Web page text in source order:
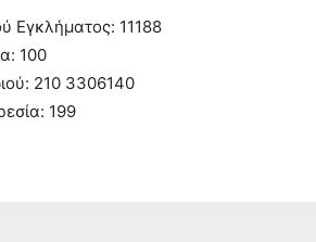
Εγκλήματος: 11188
100
210 3306140
199